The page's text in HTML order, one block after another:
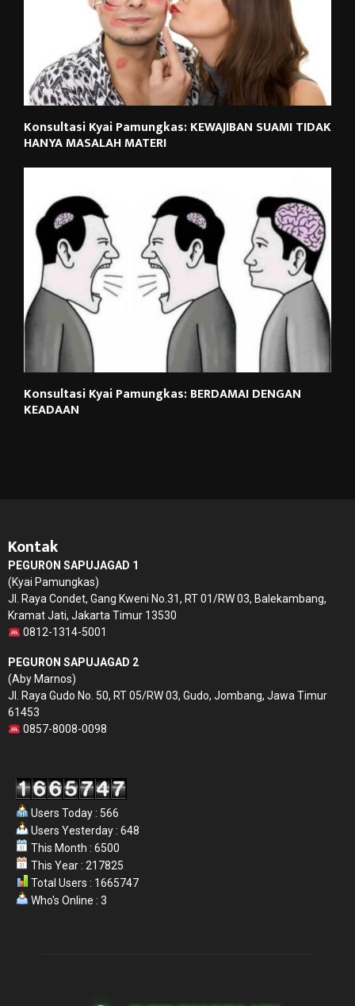
Konsultasi Kyai Pamungkas: KEWAJIBAN SUAMI TIDAK
HANYA MASALAH MATERI
Konsultasi Kyai Pamungkas: BERDAMAI DENGAN
KEADAAN
Kontak
PEGURON SAPUJAGAD 1
(Kyai Pamungkas)
Jl. Raya Condet, Gang Kweni No.31, RT 01/RW 03, Balekambang,
Kramat Jati, Jakarta Timur 13530
0812-1314-5001
PEGURON SAPUJAGAD 2
(Aby Marnos)
Jl. Raya Gudo No. 50, RT 05/RW 03, Gudo, Jombang, Jawa Timur
61453
0857-8008-0098
Users Today : 566
Users Yesterday : 648
This Month : 6500
This Year : 217825
Total Users : 1665747
Who's Online : 3